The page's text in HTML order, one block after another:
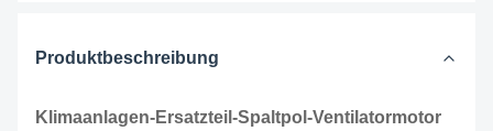
Produktbeschreibung
Klimaanlagen-Ersatzteil-Spaltpol-Ventilatormotor